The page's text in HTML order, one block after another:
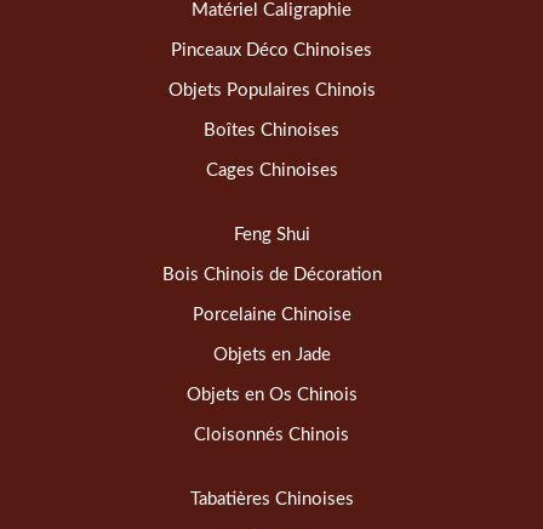
Matériel Caligraphie
Pinceaux Déco Chinoises
Objets Populaires Chinois
Boîtes Chinoises
Cages Chinoises
Feng Shui
Bois Chinois de Décoration
Porcelaine Chinoise
Objets en Jade
Objets en Os Chinois
Cloisonnés Chinois
Tabatières Chinoises